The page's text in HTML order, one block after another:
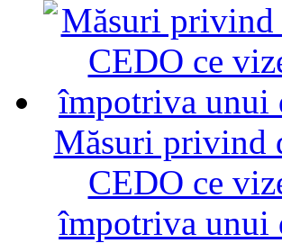
Măsuri privind
CEDO ce
împotriva unui